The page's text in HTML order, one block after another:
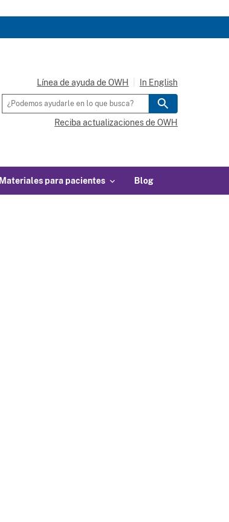
Materiales para pacientes Blog
Línea de ayuda de OWH In English
Reciba actualizaciones de OWH